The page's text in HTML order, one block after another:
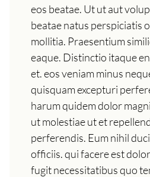
eos beatae. Ut ut aut
beatae natus perspiciatis
mollitia. Praesentium
eaque. Distinctio itaque
et. eos veniam minus
quisquam excepturi
harum quidem dolor
ut molestiae ut et
perferendis. Eum nihil
officiis. qui facere est
fugit necessitatibus quo